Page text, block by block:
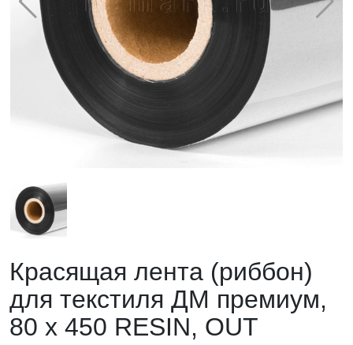
Красящая лента (риббон)
для текстиля ДМ премиум,
80 х 450 RESIN, OUT